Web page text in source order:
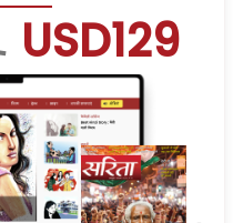
USD129